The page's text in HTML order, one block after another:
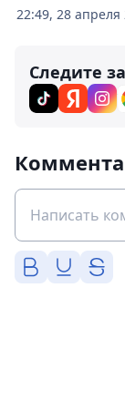
22:49, 28 апреля
Следите